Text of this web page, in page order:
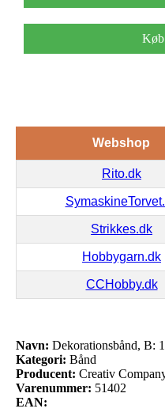
Webshop
Rito.dk
Strikkes.dk
Hobbygarn.dk
CCHobby.dk
Navn: Dekorationsbånd, B:
Kategori: Bånd
Producent: Creativ
Varenummer: 51402
EAN: